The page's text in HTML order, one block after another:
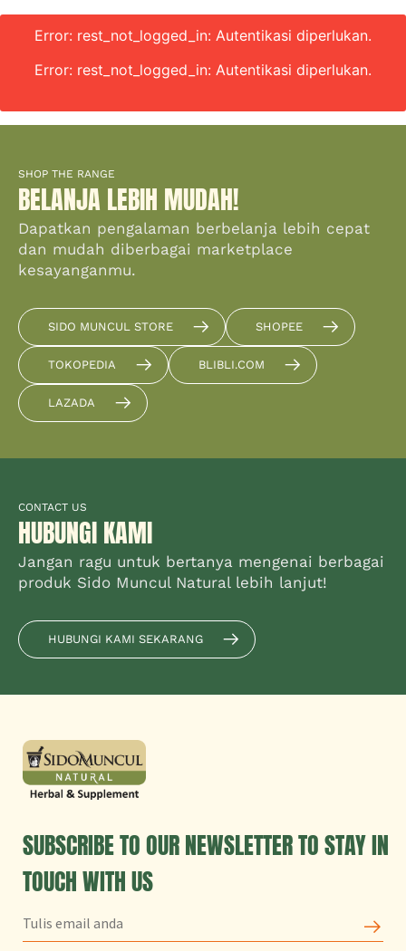
Error: rest_not_logged_in: Autentikasi diperlukan.
Error: rest_not_logged_in: Autentikasi diperlukan.
SHOP THE RANGE
BELANJA LEBIH MUDAH!
Dapatkan pengalaman berbelanja lebih cepat
dan mudah diberbagai marketplace
kesayanganmu.
SIDO MUNCUL STORE SHOPEE
TOKOPEDIA BLIBLI.COM
LAZADA
CONTACT US
HUBUNGI KAMI
Jangan ragu untuk bertanya mengenai berbagai
produk Sido Muncul Natural lebih lanjut!
HUBUNGI KAMI SEKARANG
SUBSCRIBE TO OUR NEWSLETTER TO STAY IN
TOUCH WITH US